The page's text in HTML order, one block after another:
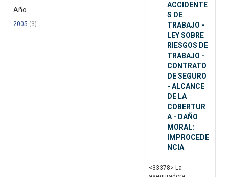
Año
2005 (3)
ACCIDENTE
S DE
TRABAJO -
LEY SOBRE
RIESGOS DE
TRABAJO -
CONTRATO
DE SEGURO
- ALCANCE
DE LA
COBERTUR
A - DAÑO
MORAL:
IMPROCEDE
NCIA
<33378> La